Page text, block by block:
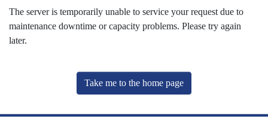
The server is temporarily unable to service your request due to
maintenance downtime or capacity problems. Please try again
later.
Take me to the home page